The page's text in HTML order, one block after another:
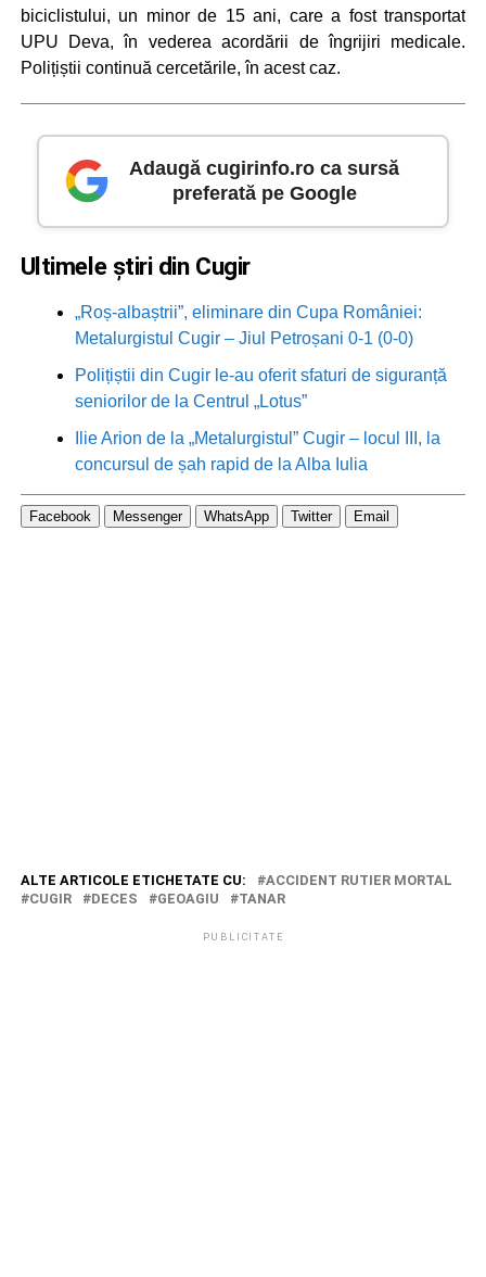
biciclistului, un minor de 15 ani, care a fost transportat
UPU Deva, în vederea acordării de îngrijiri medicale.
Polițiștii continuă cercetările, în acest caz.
Adaugă cugirinfo.ro ca sursă
preferată pe Google
Ultimele știri din Cugir
„Roș-albaștrii”, eliminare din Cupa României:
Metalurgistul Cugir – Jiul Petroșani 0-1 (0-0)
Polițiștii din Cugir le-au oferit sfaturi de siguranță
seniorilor de la Centrul „Lotus”
Ilie Arion de la „Metalurgistul” Cugir – locul III, la
concursul de șah rapid de la Alba Iulia
Facebook Messenger WhatsApp Twitter Email
ALTE ARTICOLE ETICHETATE CU:
ACCIDENT RUTIER MORTAL
CUGIR
DECES GEOAGIU TANAR
PUBLICITATE